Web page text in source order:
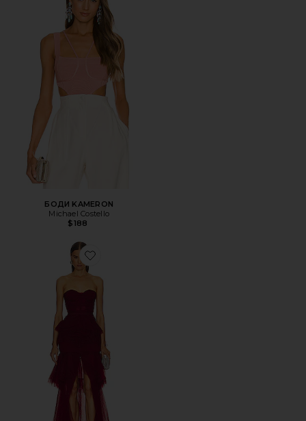
БОДИ KAMERON
Michael Costello
$188
Favorite ВЕЧЕРНЕЕ ПЛАТЬЕ ALAI